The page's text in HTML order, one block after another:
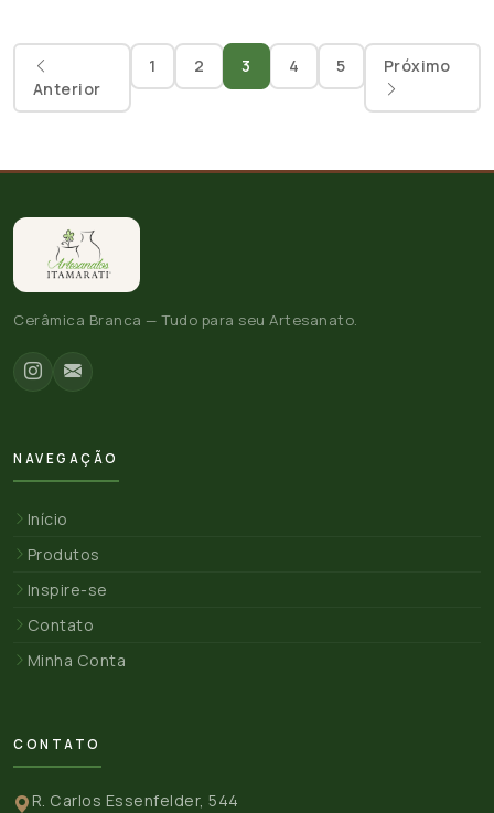
Anterior
1 2 3 4 5 Próximo
Cerâmica Branca — Tudo para seu Artesanato.
NAVEGAÇÃO
Início
Produtos
Inspire-se
Contato
Minha Conta
CONTATO
R. Carlos Essenfelder, 544